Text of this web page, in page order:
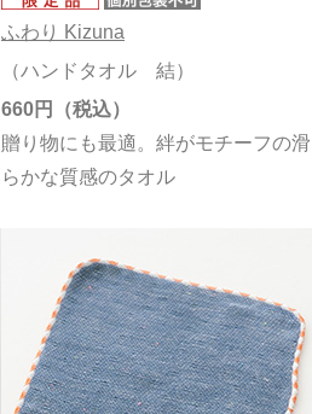
ふわり Kizuna
（ハンドタオル 結）
贈り物にも最適。絆がモチーフの滑
らかな質感のタオル
660円